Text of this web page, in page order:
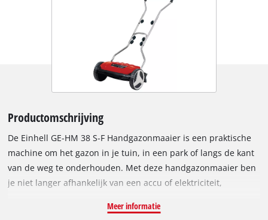
Productomschrijving
De Einhell GE-HM 38 S-F Handgazonmaaier is een praktische
machine om het gazon in je tuin, in een park of langs de kant
van de weg te onderhouden. Met deze handgazonmaaier ben
je niet langer afhankelijk van een accu of elektriciteit,
afgelegen plekken. Ook voor kleinere gazons met een
Meer informatie